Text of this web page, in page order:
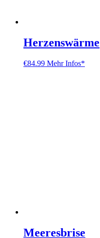
Herzenswärme
€84.99 Mehr Infos*
Meeresbrise